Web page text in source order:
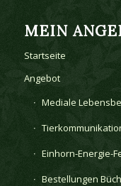
MEIN
Startseite
Angebot
Mediale
Einhorn-Energie-
Bestellungen